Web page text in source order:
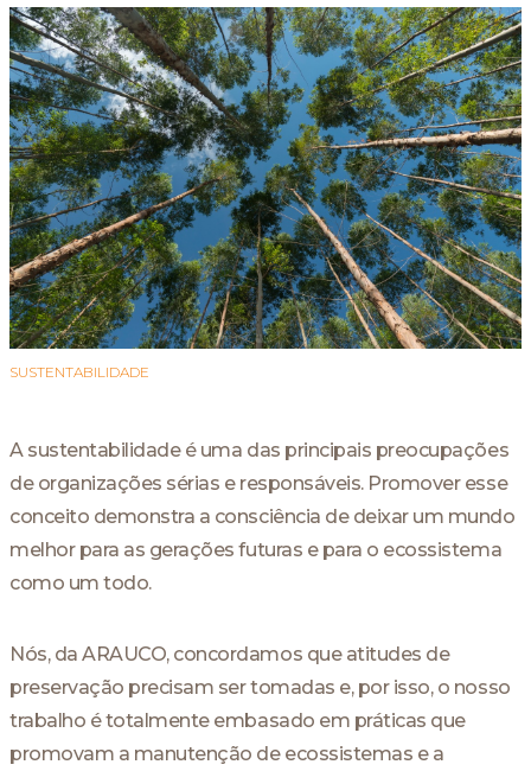
SUSTENTABILIDADE
A sustentabilidade é uma das principais preocupações
de organizações sérias e responsáveis. Promover esse
conceito demonstra a consciência de deixar um mundo
melhor para as gerações futuras e para o ecossistema
como um todo.
Nós, da ARAUCO, concordamos que atitudes de
preservação precisam ser tomadas e, por isso, o nosso
trabalho é totalmente embasado em práticas que
promovam a manutenção de ecossistemas e a